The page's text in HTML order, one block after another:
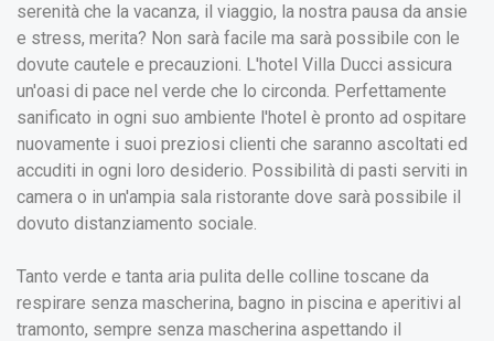
serenità che la vacanza, il viaggio, la nostra pausa da ansie
e stress, merita? Non sarà facile ma sarà possibile con le
dovute cautele e precauzioni. L'hotel Villa Ducci assicura
un'oasi di pace nel verde che lo circonda. Perfettamente
sanificato in ogni suo ambiente l'hotel è pronto ad ospitare
nuovamente i suoi preziosi clienti che saranno ascoltati ed
accuditi in ogni loro desiderio. Possibilità di pasti serviti in
camera o in un'ampia sala ristorante dove sarà possibile il
dovuto distanziamento sociale.
Tanto verde e tanta aria pulita delle colline toscane da
respirare senza mascherina, bagno in piscina e aperitivi al
tramonto, sempre senza mascherina aspettando il